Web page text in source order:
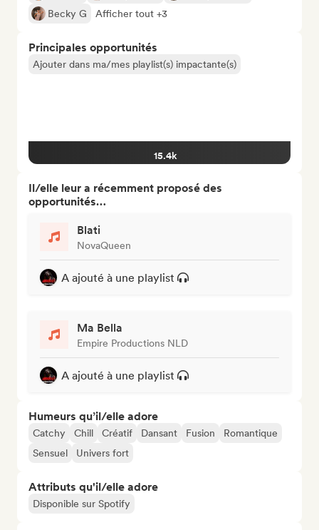
Becky G
Afficher tout +3
Principales opportunités
Ajouter dans ma/mes playlist(s) impactante(s)
15.4k
Il/elle leur a récemment proposé des
opportunités…
Blati
NovaQueen
A ajouté à une playlist
Ma Bella
Empire Productions NLD
A ajouté à une playlist
Humeurs qu’il/elle adore
Catchy Chill Créatif Dansant Fusion
Romantique
Sensuel
Univers fort
Attributs qu'il/elle adore
Disponible sur Spotify